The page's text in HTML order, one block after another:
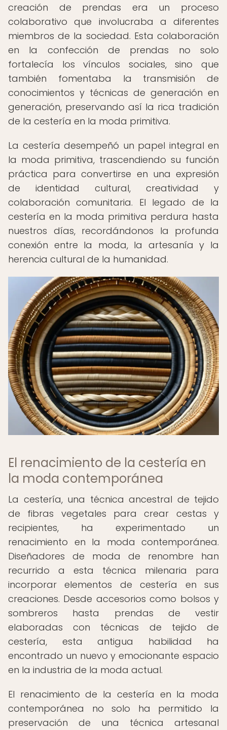
creación de prendas era un proceso
colaborativo que involucraba a diferentes
miembros de la sociedad. Esta colaboración
en la confección de prendas no solo
fortalecía los vínculos sociales, sino que
también fomentaba la transmisión de
conocimientos y técnicas de generación en
generación, preservando así la rica tradición
de la cestería en la moda primitiva.
La cestería desempeñó un papel integral en
la moda primitiva, trascendiendo su función
práctica para convertirse en una expresión
de identidad cultural, creatividad y
colaboración comunitaria. El legado de la
cestería en la moda primitiva perdura hasta
nuestros días, recordándonos la profunda
conexión entre la moda, la artesanía y la
herencia cultural de la humanidad.
El renacimiento de la cestería en
la moda contemporánea
La cestería, una técnica ancestral de tejido
de fibras vegetales para crear cestas y
recipientes, ha experimentado un
renacimiento en la moda contemporánea.
Diseñadores de moda de renombre han
recurrido a esta técnica milenaria para
incorporar elementos de cestería en sus
creaciones. Desde accesorios como bolsos y
sombreros hasta prendas de vestir
elaboradas con técnicas de tejido de
cestería, esta antigua habilidad ha
encontrado un nuevo y emocionante espacio
en la industria de la moda actual.
El renacimiento de la cestería en la moda
contemporánea no solo ha permitido la
preservación de una técnica artesanal